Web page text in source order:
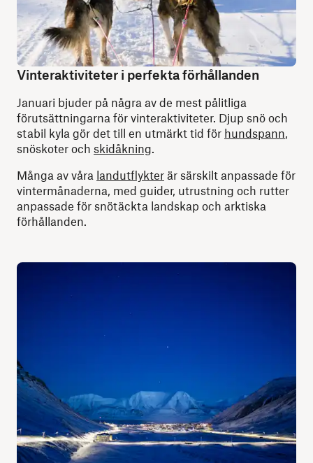
Vinteraktiviteter i perfekta förhållanden
Januari bjuder på några av de mest pålitliga
förutsättningarna för vinteraktiviteter. Djup snö och
stabil kyla gör det till en utmärkt tid för hundspann,
snöskoter och skidåkning.
Många av våra landutflykter är särskilt anpassade för
vintermånaderna, med guider, utrustning och rutter
anpassade för snötäckta landskap och arktiska
förhållanden.